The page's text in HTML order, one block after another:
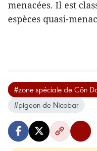
menacées. Il est
espèces quasi-
#zone spéciale de Côn
#pigeon de Nicobar